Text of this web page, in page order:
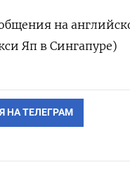
на
Яп в Сингапуре)
НА ТЕЛЕГРАМ